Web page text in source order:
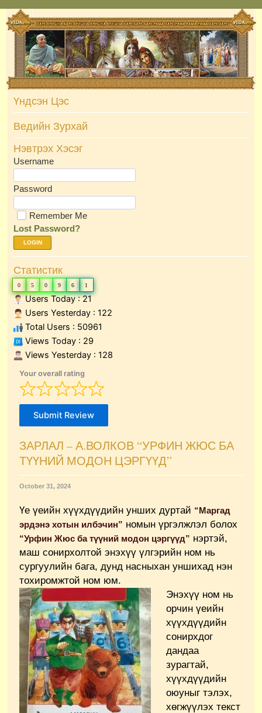
Skip
to
content
Үндсэн Цэс
Ведийн Зурхай
Нэвтрэх Хэсэг
Username
Password
Remember Me
Lost Password?
LOGIN
Статистик
0 5 0 9 6 1
Users Today : 21
Users Yesterday : 122
Total Users : 50961
Views Today : 29
Views Yesterday : 128
Your overall rating
Submit Review
ЗАРЛАЛ – А.ВОЛКОВ “УРФИН ЖЮС БА
ТҮҮНИЙ МОДОН ЦЭРГҮҮД”
October 31, 2024
Үе үеийн хүүхдүүдийн унших дуртай “Маргад
эрдэнэ хотын илбэчин” номын үргэлжлэл болох
“Урфин Жюс ба түүний модон цэргүүд” нэртэй,
маш сонирхолтой энэхүү үлгэрийн ном нь
сургуулийн бага, дунд насныхан уншихад нэн
тохиромжтой ном юм.
Энэхүү ном нь
орчин үеийн
хүүхдүүдийн
сонирхдог
дандаа
зурагтай,
хүүхдүүдийн
оюуныг тэлэх,
хөгжүүлэх текст